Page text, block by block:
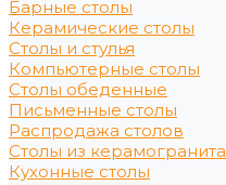
Барные столы
Керамические столы
Столы и стулья
Компьютерные столы
Столы обеденные
Письменные столы
Распродажа столов
Столы из керамогранита
Кухонные столы